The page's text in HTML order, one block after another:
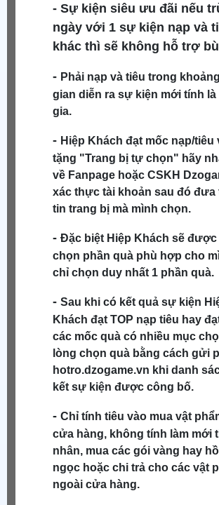
- Sự kiện siêu ưu đãi nếu
ngày với 1 sự kiện nạp và
khác thì sẽ không hỗ trợ
- Phải nạp và tiêu trong
gian diễn ra sự kiện mới tính là
gia.
- Hiệp Khách đạt mốc nạp/tiêu
tặng "Trang bị tự chọn" hãy
về Fanpage hoặc CSKH
xác thực tài khoản sau đó đưa
tin trang bị mà mình chọn.
- Đặc biệt Hiệp Khách sẽ được
chọn phần quà phù hợp cho
chỉ chọn duy nhất 1 phần quà.
- Sau khi có kết quả sự kiện
Khách đạt TOP nạp tiêu hay
các mốc quà có nhiều mục
lòng chọn quà bằng cách gửi
hotro.dzogame.vn khi danh
kết sự kiện được công bố.
- Chỉ tính tiêu vào mua vật
cửa hàng, không tính làm mới
nhân, mua các gói vàng hay
ngọc hoặc chi trả cho các vật
ngoài cửa hàng.